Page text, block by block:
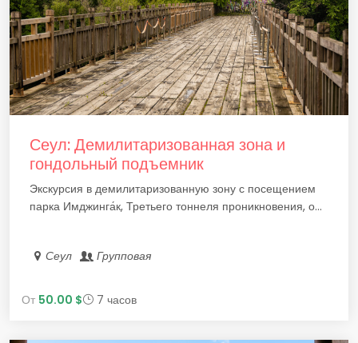
Сеул: Демилитаризованная зона и
гондольный подъемник
Экскурсия в демилитаризованную зону с посещением
парка Имджинга́к, Третьего тоннеля проникновения, о...
Сеул Групповая
От 50.00 $ 7 часов